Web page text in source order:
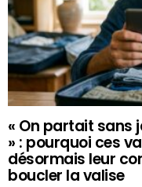
« On partait sans
» : pourquoi ces
désormais leur
boucler la valise